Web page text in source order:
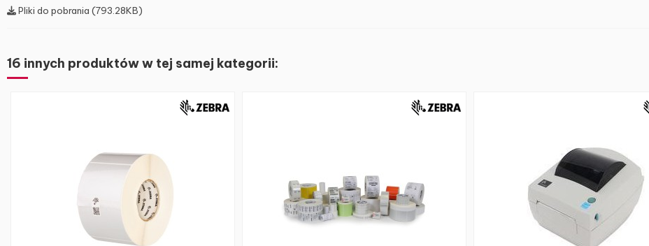
Pliki do pobrania (793.28KB)
16 innych produktów w tej samej kategorii: